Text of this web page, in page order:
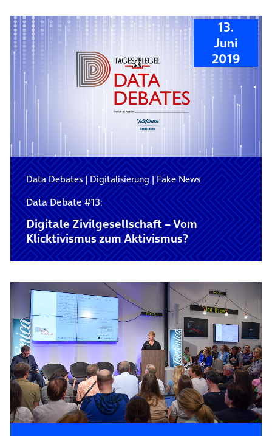
13.
Juni
2019
Data Debates|Digitalisierung|Fake News
Data Debate #13:
Digitale Zivilgesellschaft – Vom
Klicktivismus zum Aktivismus?